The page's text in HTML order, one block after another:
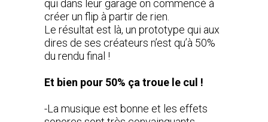
qui dans leur garage on commencé à
créer un flip à partir de rien.
Le résultat est là, un prototype qui aux
dires de ses créateurs n’est qu’à 50%
du rendu final !
Et bien pour 50% ça troue le cul !
-La musique est bonne et les effets